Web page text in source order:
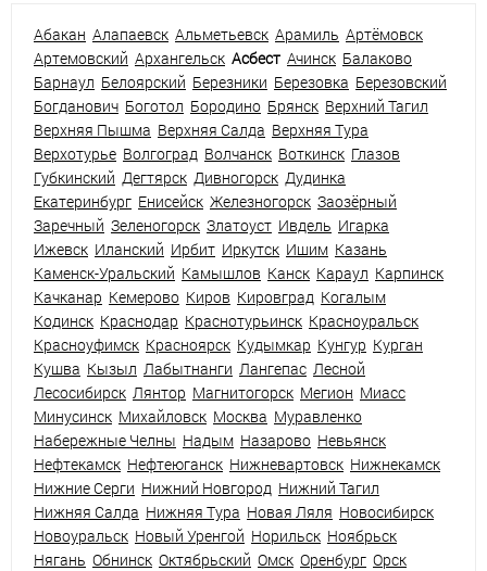
Абакан Алапаевск Альметьевск Арамиль Артёмовск
Артемовский Архангельск Асбест Ачинск Балаково
Барнаул Белоярский Березники Березовка Березовский
Богданович Боготол Бородино Брянск Верхний Тагил
Верхняя Пышма Верхняя Салда Верхняя Тура
Верхотурье Волгоград Волчанск Воткинск Глазов
Губкинский Дегтярск Дивногорск Дудинка
Екатеринбург Енисейск Железногорск Заозёрный
Заречный Зеленогорск Златоуст Ивдель Игарка
Ижевск Иланский Ирбит Иркутск Ишим Казань
Каменск-Уральский Камышлов Канск Караул Карпинск
Качканар Кемерово Киров Кировград Когалым
Кодинск Краснодар Краснотурьинск Красноуральск
Красноуфимск Красноярск Кудымкар Кунгур Курган
Кушва Кызыл Лабытнанги Лангепас Лесной
Лесосибирск Лянтор Магнитогорск Мегион Миасс
Минусинск Михайловск Москва Муравленко
Набережные Челны Надым Назарово Невьянск
Нефтекамск Нефтеюганск Нижневартовск Нижнекамск
Нижние Серги Нижний Новгород Нижний Тагил
Нижняя Салда Нижняя Тура Новая Ляля Новосибирск
Новоуральск Новый Уренгой Норильск Ноябрьск
Нягань Обнинск Октябрьский Омск Оренбург Орск